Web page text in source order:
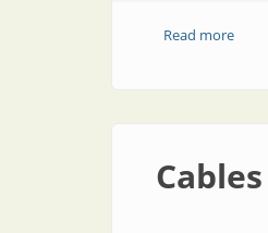
Read more